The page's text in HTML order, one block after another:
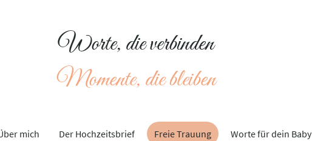
Worte, die verbinden
Momente, die bleiben
mich Der Hochzeitsbrief Freie Trauung Worte für dein Baby